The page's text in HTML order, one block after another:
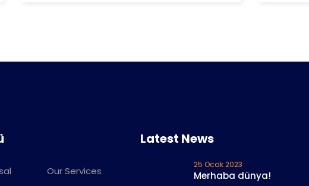
Our Services
Latest News
25 Ocak 2023
Merhaba dünya!